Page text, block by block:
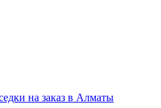
на заказ в Алматы